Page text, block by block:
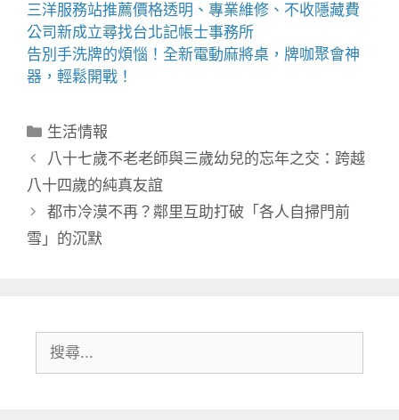
三洋服務站推薦價格透明、專業維修、不收隱藏費
公司新成立尋找台北記帳士事務所
告別手洗牌的煩惱！全新電動麻將桌 ，牌咖聚會神
器，輕鬆開戰！
分
類
生活情報
八十七歲不老老師與三歲幼兒的忘年之交：跨越
八十四歲的純真友誼
都市冷漠不再？鄰里互助打破「各人自掃門前
雪」的沉默
尋: